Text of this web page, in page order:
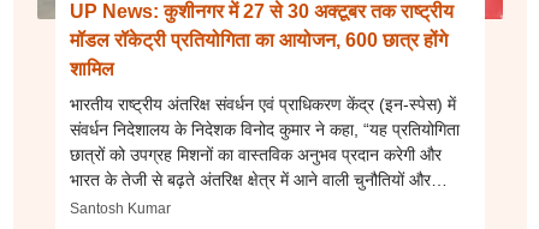
UP News: कुशीनगर में 27 से 30 अक्टूबर तक राष्ट्रीय
मॉडल रॉकेट्री प्रतियोगिता का आयोजन, 600 छात्र होंगे
शामिल
भारतीय राष्‍ट्रीय अंतरिक्ष संवर्धन एवं प्राधिकरण केंद्र (इन-स्‍पेस) में
संवर्धन निदेशालय के निदेशक विनोद कुमार ने कहा, “यह प्रतियोगिता
छात्रों को उपग्रह मिशनों का वास्तविक अनुभव प्रदान करेगी और
भारत के तेजी से बढ़ते अंतरिक्ष क्षेत्र में आने वाली चुनौतियों और
अवसरों के लिए उन्हें तैयार करेगी।”
Santosh Kumar